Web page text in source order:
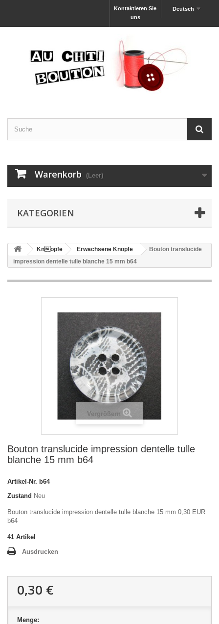
Deutsch
Kontaktieren Sie
uns
Warenkorb (Leer)
KATEGORIEN
Knöpfe Erwachsene Knöpfe
Bouton translucide
impression dentelle tulle blanche 15 mm b64
Vergrößern
Bouton translucide impression dentelle tulle
blanche 15 mm b64
Artikel-Nr. b64
Zustand Neu
Bouton translucide impression dentelle tulle blanche 15 mm 0,30 EUR
b64
41 Artikel
Ausdrucken
0,30 €
Menge: